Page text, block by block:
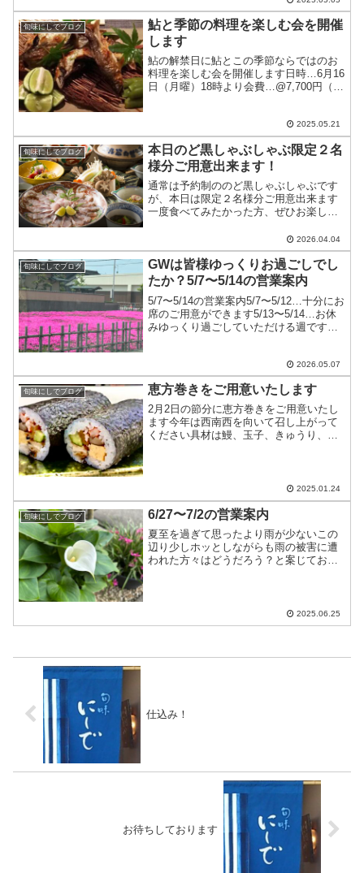
旬味にしでブログ
鮎と季節の料理を楽しむ会を開催
します
鮎の解禁日に鮎とこの季節ならではのお
料理を楽しむ会を開催します日時…6月16
日（月曜）18時より会費…@7,700円（税
る方は予約時にお知らせ下さい他の食材
に変更しま...
2025.05.21
旬味にしでブログ
本日のど黒しゃぶしゃぶ限定２名
様分ご用意出来ます！
通常は予約制ののど黒しゃぶしゃぶです
が、本日は限定２名様分ご用意出来ます
一度食べてみたかった方、ぜひお楽しみ
2026.04.04
旬味にしでブログ
GWは皆様ゆっくりお過ごしでし
たか？5/7〜5/14の営業案内
5/7〜5/14の営業案内5/7〜5/12…十分にお
席のご用意ができます5/13〜5/14…お休
みゆっくり過ごしていただける週ですど
2026.05.07
旬味にしでブログ 恵方巻きをご用意いたします
2月2日の節分に恵方巻きをご用意いたし
ます今年は西南西を向いて召し上がって
ください具材は鰻、玉子、きゅうり、か
2025.01.24
旬味にしでブログ 6/27〜7/2の営業案内
夏至を過ぎて思ったより雨が少ないこの
辺り少しホッとしながらも雨の被害に遭
われた方々はどうだろう？と案じており
2025.06.25
仕込み！
お待ちしております